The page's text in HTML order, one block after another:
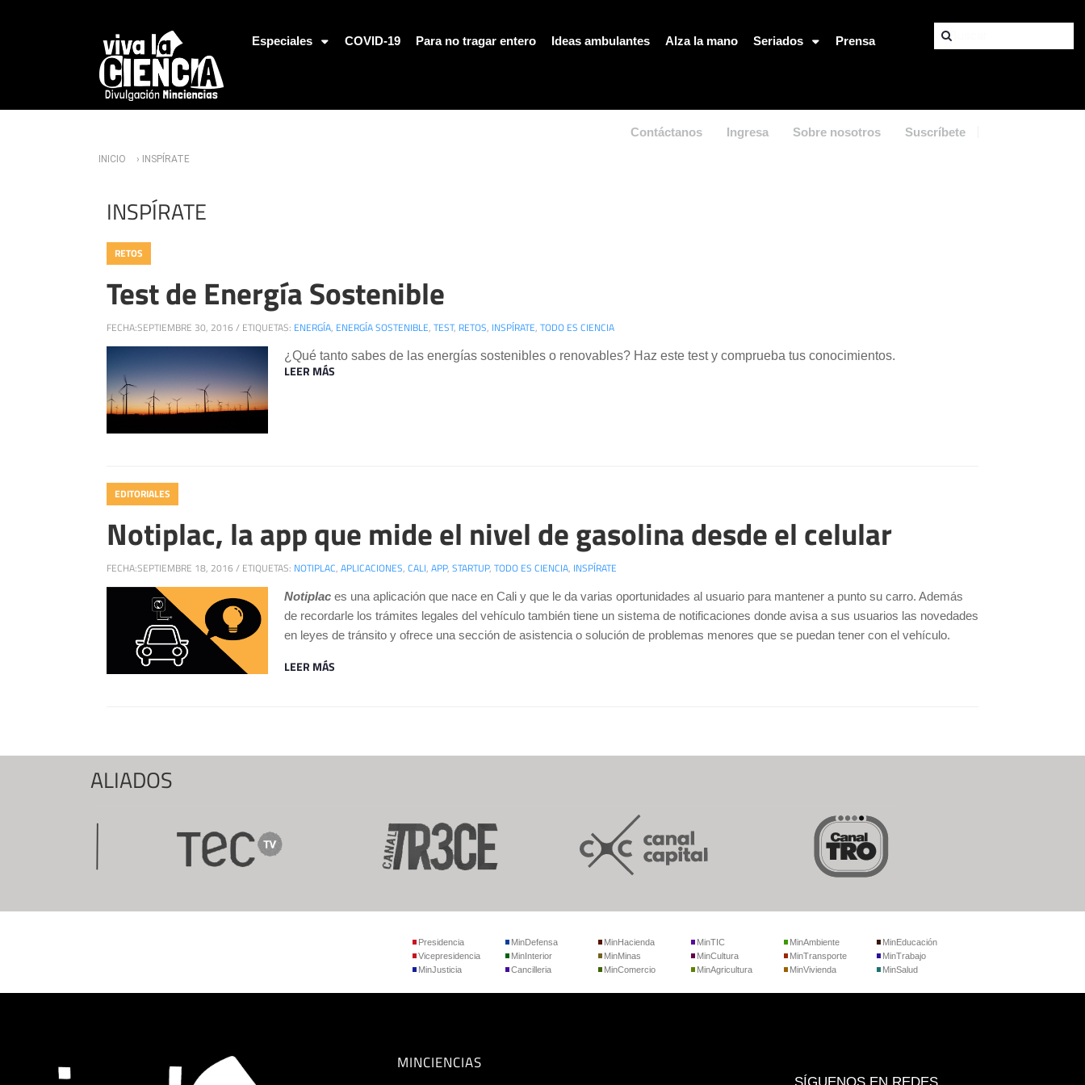
Especiales COVID-19 Para no tragar entero Ideas ambulantes Alza la mano Seriados Prensa
Contáctanos Ingresa Sobre nosotros Suscríbete
Usted está aquí
INICIO › INSPÍRATE
INSPÍRATE
RETOS
Test de Energía Sostenible
FECHA:SEPTIEMBRE 30, 2016 / ETIQUETAS: ENERGÍA, ENERGÍA SOSTENIBLE, TEST, RETOS, INSPÍRATE, TODO ES CIENCIA
¿Qué tanto sabes de las energías sostenibles o renovables? Haz este test y comprueba tus conocimientos.
LEER MÁS
EDITORIALES
Notiplac, la app que mide el nivel de gasolina desde el celular
FECHA:SEPTIEMBRE 18, 2016 / ETIQUETAS: NOTIPLAC, APLICACIONES, CALI, APP, STARTUP, TODO ES CIENCIA, INSPÍRATE
Notiplac es una aplicación que nace en Cali y que le da varias oportunidades al usuario para mantener a punto su carro. Además
de recordarle los trámites legales del vehículo también tiene un sistema de notificaciones donde avisa a sus usuarios las novedades
en leyes de tránsito y ofrece una sección de asistencia o solución de problemas menores que se puedan tener con el vehículo.
LEER MÁS
ALIADOS
Presidencia
Vicepresidencia
MinJusticia
MinDefensa
MinInterior
Cancilleria
MinHacienda
MinMinas
MinComercio
MinTIC
MinCultura
MinAgricultura
MinAmbiente
MinTransporte
MinVivienda
MinEducación
MinTrabajo
MinSalud
MINCIENCIAS